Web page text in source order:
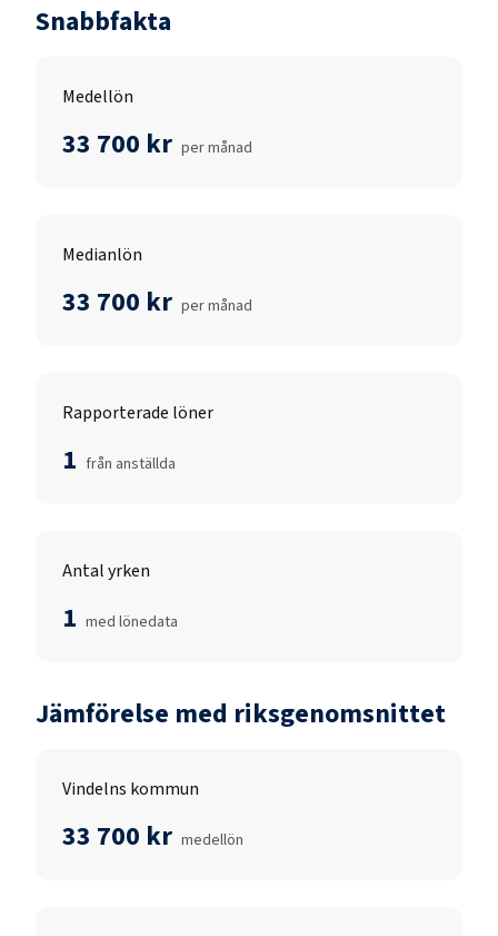
Snabbfakta
Medellön
33 700 kr per månad
Medianlön
33 700 kr per månad
Rapporterade löner
1 från anställda
Antal yrken
1 med lönedata
Jämförelse med riksgenomsnittet
Vindelns kommun
33 700 kr medellön